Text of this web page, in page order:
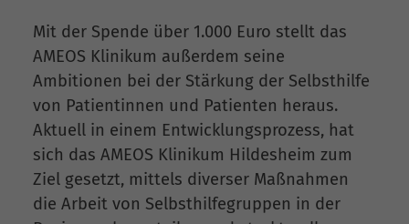
Mit der Spende über 1.000 Euro stellt das
AMEOS Klinikum außerdem seine
Ambitionen bei der Stärkung der Selbsthilfe
von Patientinnen und Patienten heraus.
Aktuell in einem Entwicklungsprozess, hat
sich das AMEOS Klinikum Hildesheim zum
Ziel gesetzt, mittels diverser Maßnahmen
die Arbeit von Selbsthilfegruppen in der